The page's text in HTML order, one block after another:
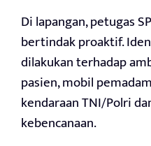
Di lapangan, petugas
bertindak proaktif.
dilakukan terhadap
pasien, mobil
kendaraan TNI/Polri
kebencanaan.